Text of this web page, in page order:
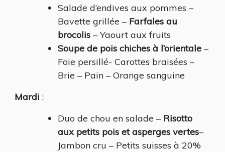
Salade d’endives aux pommes –
Bavette grillée – Farfales au
brocolis – Yaourt aux fruits
Soupe de pois chiches à l’orientale –
Foie persillé- Carottes braisées –
Brie – Pain – Orange sanguine
Mardi :
Duo de chou en salade – Risotto
aux petits pois et asperges vertes–
Jambon cru – Petits suisses à 20%